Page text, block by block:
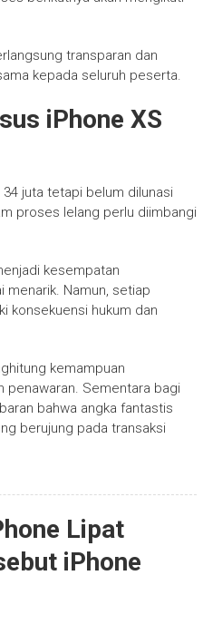
transparan dan
kepada seluruh peserta.
iPhone XS
juta tetapi belum dilunasi
proses lelang perlu diimbangi
kesempatan
menarik. Namun, setiap
konsekuensi hukum dan
kemampuan
penawaran. Sementara bagi
bahwa angka fantastis
berujung pada transaksi
Lipat
iPhone